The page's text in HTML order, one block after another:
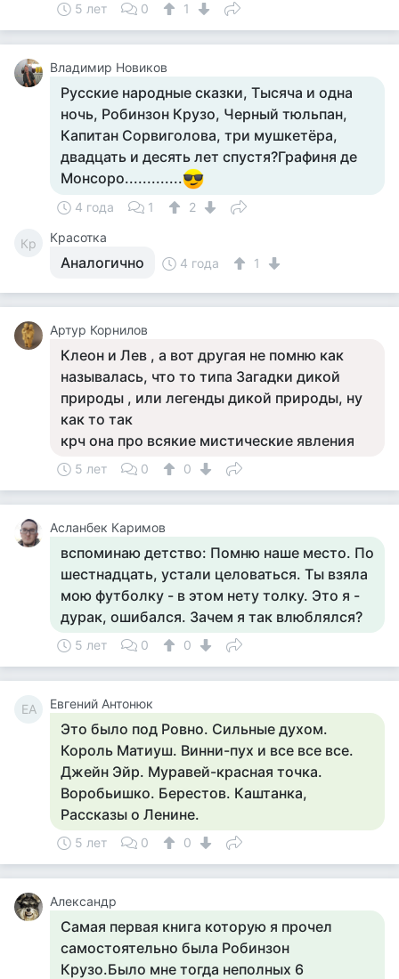
5 лет 0 1
Владимир Новиков
Русские народные сказки, Тысяча и одна
ночь, Робинзон Крузо, Черный тюльпан,
Капитан Сорвиголова, три мушкетёра,
двадцать и десять лет спустя?Графиня де
Монсоро.............
4 года 1 2
Кр Красотка
Аналогично 4 года 1
Артур Корнилов
Клеон и Лев , а вот другая не помню как
называлась, что то типа Загадки дикой
природы , или легенды дикой природы, ну
как то так
крч она про всякие мистические явления
5 лет 0 0
Асланбек Каримов
вспоминаю детство: Помню наше место. По
шестнадцать, устали целоваться. Ты взяла
мою футболку - в этом нету толку. Это я -
дурак, ошибался. Зачем я так влюблялся?
5 лет 0 0
ЕА Евгений Антонюк
Это было под Ровно. Сильные духом.
Король Матиуш. Винни-пух и все все все.
Джейн Эйр. Муравей-красная точка.
Воробьишко. Берестов. Каштанка,
Рассказы о Ленине.
5 лет 0 0
Александр
Самая первая книга которую я прочел
самостоятельно была Робинзон
Крузо.Было мне тогда неполных 6